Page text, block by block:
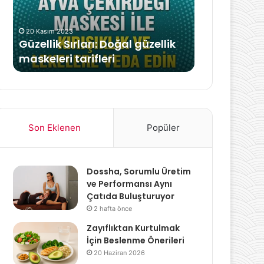
güzellik
15 Mart 2024
Özel Sağlık Sigortası Faydaları
Nelerdir?
Son Eklenen Popüler
Dossha, Sorumlu Üretim
ve Performansı Aynı
Çatıda Buluşturuyor
2 hafta önce
Zayıflıktan Kurtulmak
İçin Beslenme Önerileri
20 Haziran 2026